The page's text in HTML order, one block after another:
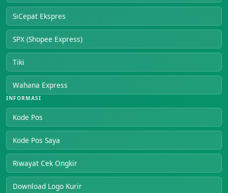
SiCepat Ekspres
SPX (Shopee Express)
Tiki
Wahana Express
INFORMASI
Kode Pos
Kode Pos Saya
Riwayat Cek Ongkir
Download Logo Kurir